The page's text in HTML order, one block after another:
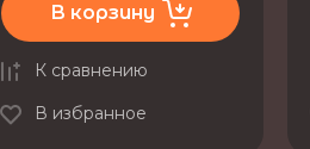
В корзину
К сравнению
В избранное